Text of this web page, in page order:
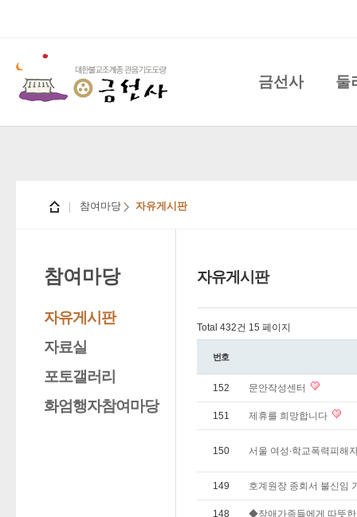
금선사 둘
참여마당 자유게시판
참여마당
자유게시판
자료실
포토갤러리
화엄행자참여마당
자유게시판
Total 432건 15 페이지
번호
152 문안작성센터
151 제휴를 희망합니다
150 서울 여성∙학교폭력피해
149 호계원장 종회서 불신임
148 ◆장애가족들에게 따뜻